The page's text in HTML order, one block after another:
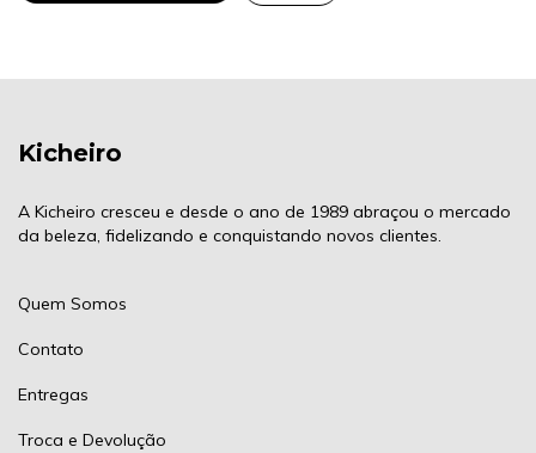
Kicheiro
A Kicheiro cresceu e desde o ano de 1989 abraçou o mercado
da beleza, fidelizando e conquistando novos clientes.
Quem Somos
Contato
Entregas
Troca e Devolução